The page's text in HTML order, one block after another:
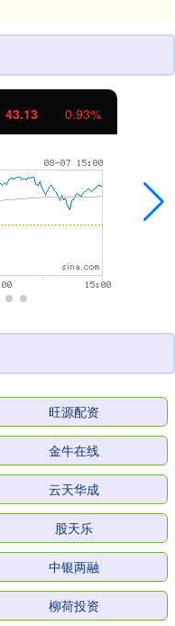
43.13 0.93%
旺源配资
金牛在线
云天华成
股天乐
中银两融
柳荷投资